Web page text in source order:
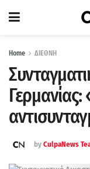
Home ΔΙΕΘΝΗ
Γερμανίας:
by CulpaNews